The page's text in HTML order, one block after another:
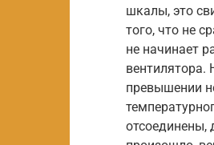
шкалы, это
того, что не
не начинает
вентилятора.
превышении
отсоединены,